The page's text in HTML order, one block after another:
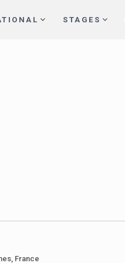
STAGES
France